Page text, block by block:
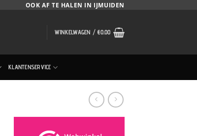
OOK AF TE HALEN IN IJMUIDEN
WINKELWAGEN /€0.00
KLANTENSERVICE